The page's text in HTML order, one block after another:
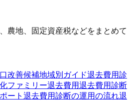
農地、固定資産税などをまとめて
改善候補地域別ガイド退去費用診
ファミリー退去費用退去費用診断
ート 退去費用診断の運用の流れ退